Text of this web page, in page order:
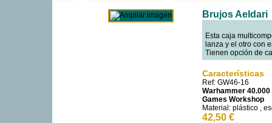
Brujos Aeldari
Esta caja
lanza y el otro con
Tienen opción de
Características
Ref: GW46-16
Warhammer 40.000
Games Workshop
Material: plástico ,
42,50 €